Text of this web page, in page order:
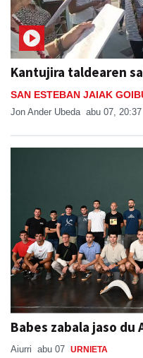
Kantujira taldearen
SAN ESTEBAN JAIAK
Jon Ander Ubeda abu 07, 20:37
Babes zabala jaso du
Aiurri abu 07 URNIETA